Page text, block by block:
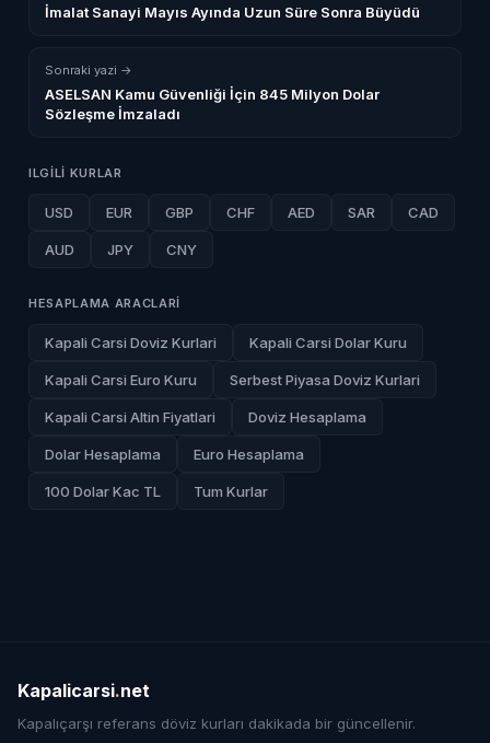
İmalat Sanayi Mayıs Ayında Uzun Süre Sonra Büyüdü
Sonraki yazi →
ASELSAN Kamu Güvenliği İçin 845 Milyon Dolar
Sözleşme İmzaladı
ILGILI KURLAR
USD EUR GBP CHF AED SAR CAD
AUD JPY CNY
HESAPLAMA ARACLARI
Kapali Carsi Doviz Kurlari Kapali Carsi Dolar Kuru
Kapali Carsi Euro Kuru Serbest Piyasa Doviz Kurlari
Kapali Carsi Altin Fiyatlari Doviz Hesaplama
Dolar Hesaplama Euro Hesaplama
100 Dolar Kac TL Tum Kurlar
Kapalicarsi.net
Kapalıçarşı referans döviz kurları dakikada bir güncellenir.